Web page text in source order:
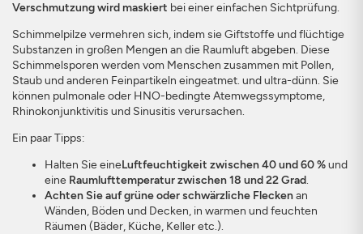
Verschmutzung wird maskiert bei einer einfachen Sichtprüfung.
Schimmelpilze vermehren sich, indem sie Giftstoffe und flüchtige
Substanzen in großen Mengen an die Raumluft abgeben. Diese
Schimmelsporen werden vom Menschen zusammen mit Pollen,
Staub und anderen Feinpartikeln eingeatmet. und ultra-dünn. Sie
können pulmonale oder HNO-bedingte Atemwegssymptome,
Rhinokonjunktivitis und Sinusitis verursachen.
Ein paar Tipps:
Halten Sie eineLuftfeuchtigkeit zwischen 40 und 60 %und
eine Raumlufttemperatur zwischen 18 und 22 Grad.
Achten Sie auf grüne oder schwärzliche Fleckenan
Wänden, Böden und Decken, in warmen und feuchten
Räumen (Bäder, Küche, Keller etc.).